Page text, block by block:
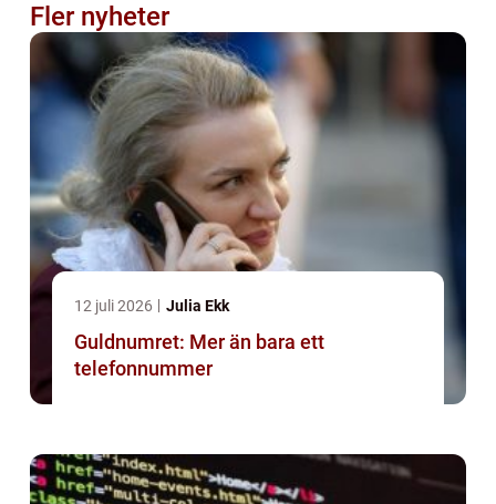
Fler nyheter
12 juli 2026 Julia Ekk
Guldnumret: Mer än bara ett
telefonnummer